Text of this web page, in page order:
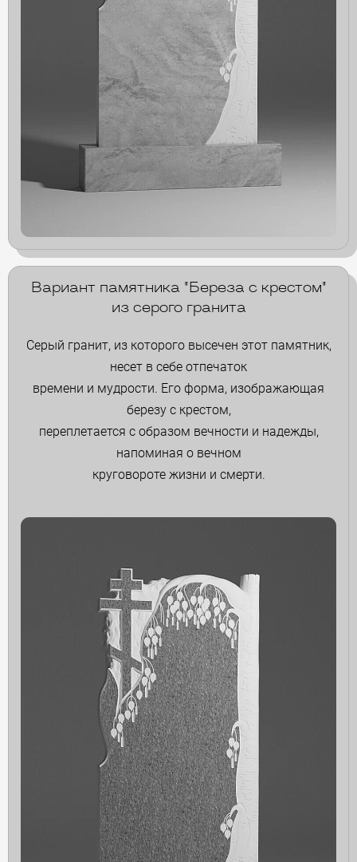
Вариант памятника "Береза с крестом"
из серого гранита
Серый гранит, из которого высечен этот памятник,
несет в себе отпечаток
времени и мудрости. Его форма, изображающая
березу с крестом,
переплетается с образом вечности и надежды,
напоминая о вечном
круговороте жизни и смерти.